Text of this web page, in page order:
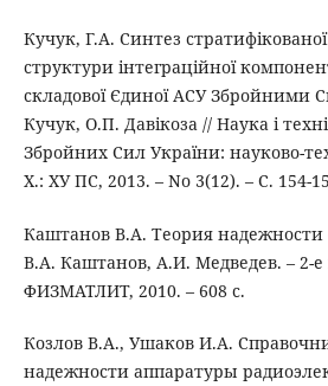
Кучук, Г.А. Синтез
структури інтеграційної
складової Єдиної АСУ Збройними
Кучук, О.П. Давікоза // Наука і
Збройних Сил України: науково-
Х.: ХУ ПС, 2013. – No 3(12). – С. 154-
Каштанов В.А. Теория
В.А. Каштанов, А.И. Медведев. – 2-е
ФИЗМАТЛИТ, 2010. – 608 с.
Козлов В.А., Ушаков И.А.
надежности аппаратуры